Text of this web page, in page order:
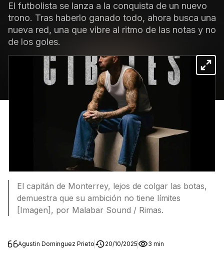
El futbolista se lanza a la conquista de un nuevo
trono. Tras haberlo ganado todo, ahora busca una
nueva red, una que vibre al ritmo de las notas y no
de los goles.
El capitán de Monterrey, lejos de colgar las botas,
demuestra que su ambición no tiene límites
[Imagen], por Malabar Sound / Rimas.
Agustin Dominguez Prieto 20/10/2025 3 min